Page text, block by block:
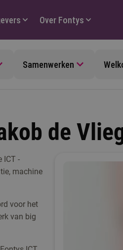
Over Fontys
Samenwerken
de
ICT -
machine
voor het
van big